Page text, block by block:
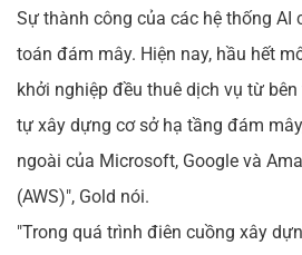
Sự thành công của các hệ thống AI
toán đám mây. Hiện nay, hầu hết
khởi nghiệp đều thuê dịch vụ từ
tự xây dựng cơ sở hạ tầng đám
ngoài của Microsoft, Google và
(AWS)", Gold nói.
"Trong quá trình điên cuồng xây